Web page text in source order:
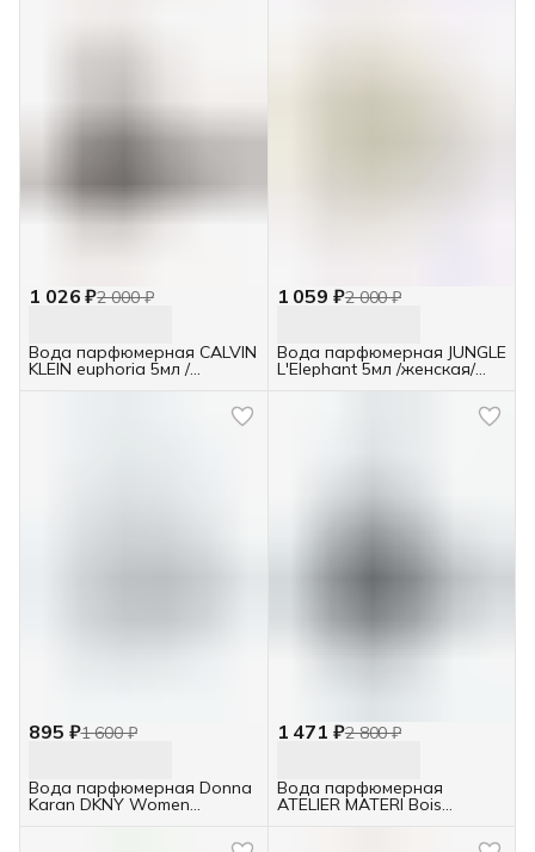
1 026 ₽2 000 ₽
Вода парфюмерная CALVIN
KLEIN euphoria 5мл /
1 059 ₽2 000 ₽
Вода парфюмерная JUNGLE
L'Elephant 5мл /женская/
895 ₽1 600 ₽
Вода парфюмерная Donna
Karan DKNY Women
1 471 ₽2 800 ₽
Вода парфюмерная
ATELIER MATERI Bois